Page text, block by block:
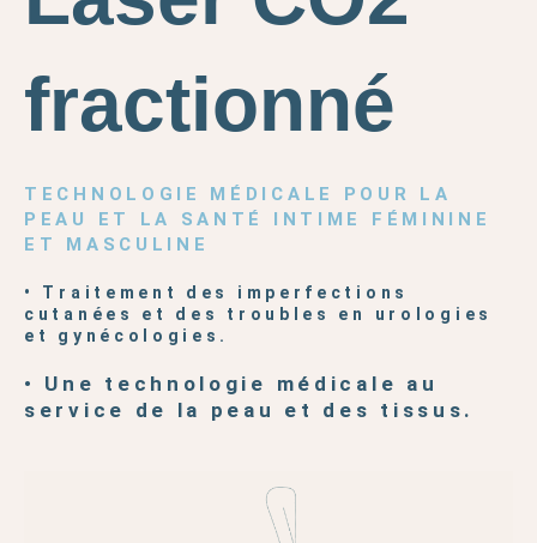
fractionné
TECHNOLOGIE MÉDICALE POUR LA
PEAU ET LA SANTÉ INTIME FÉMININE
ET MASCULINE
• Traitement des imperfections
cutanées et des troubles en urologies
et gynécologies.
• Une technologie médicale au
service de la peau et des tissus.